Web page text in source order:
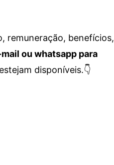
remuneração, benefícios,
ou whatsapp para
disponíveis.👇